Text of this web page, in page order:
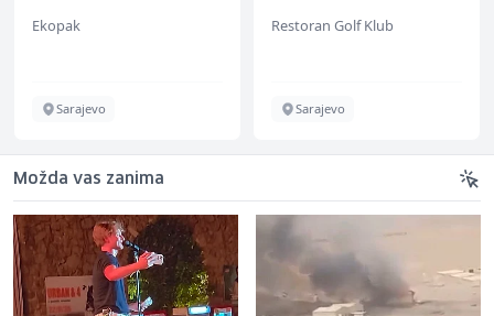
Ekopak
Sarajevo
Restoran Golf Klub
Sarajevo
Možda vas zanima